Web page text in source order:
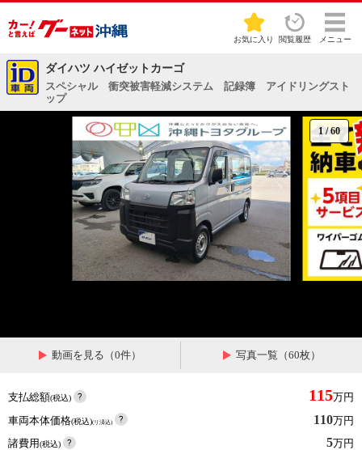
お気に入り 閲覧履歴 メニュー
ダイハツ ハイゼットカーゴ
スペシャル 衝突被害軽減システム 記録簿 アイドリングスト
ップ
1 /60
動画を見る（0件） 写真一覧（60枚）
支払総額(税込) 115万円
車両本体価格(税込)(リ済込) 110万円
諸費用(税込) 5万円